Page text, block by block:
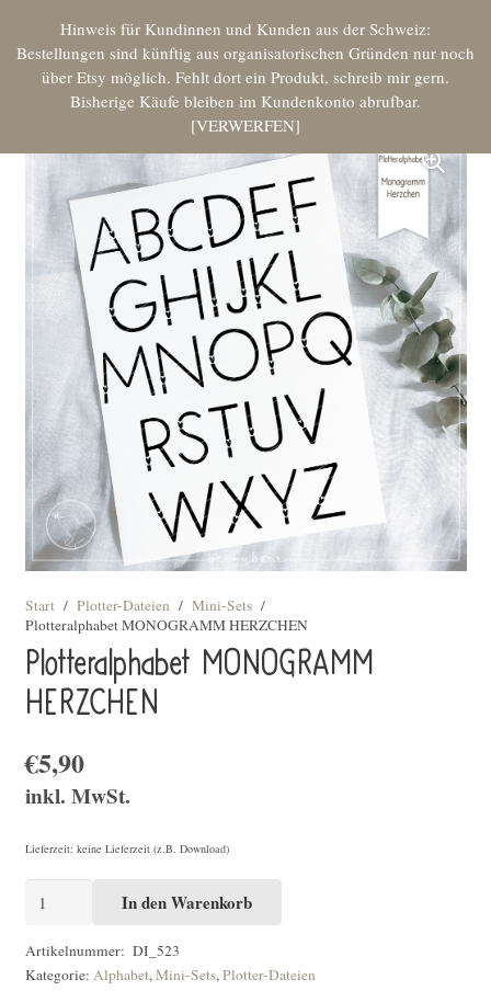
Hinweis für Kundinnen und Kunden aus der Schweiz:
Bestellungen sind künftig aus organisatorischen Gründen nur noch
über Etsy möglich. Fehlt dort ein Produkt, schreib mir gern.
Bisherige Käufe bleiben im Kundenkonto abrufbar.
VERWERFEN
Start / Plotter-Dateien / Mini-Sets /
Plotteralphabet MONOGRAMM HERZCHEN
Plotteralphabet MONOGRAMM
HERZCHEN
€5,90
inkl. MwSt.
Lieferzeit: keine Lieferzeit (z.B. Download)
Plotteralphabet
HERZCHEN
[Digital]
In den Warenkorb
Artikelnummer: DI_523
Kategorie: Alphabet,Mini-Sets,Plotter-Dateien